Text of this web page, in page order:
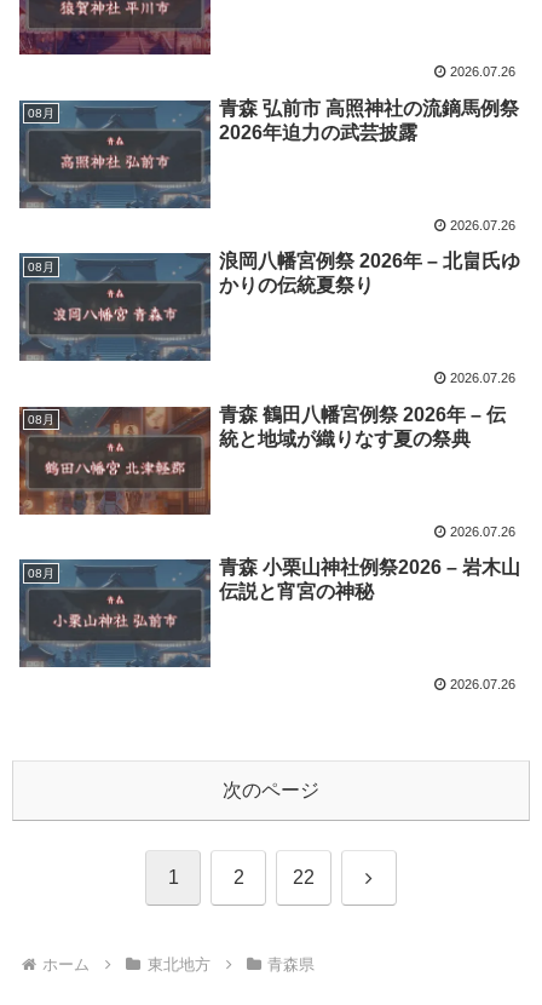
2026.07.26
08月
青森 弘前市 高照神社の流鏑馬例祭
2026年迫力の武芸披露
2026.07.26
08月
浪岡八幡宮例祭 2026年 – 北畠氏ゆ
かりの伝統夏祭り
2026.07.26
08月
青森 鶴田八幡宮例祭 2026年 – 伝
統と地域が織りなす夏の祭典
2026.07.26
08月
青森 小栗山神社例祭2026 – 岩木山
伝説と宵宮の神秘
2026.07.26
次のページ
1 2 22 次
ホーム 東北地方 青森県